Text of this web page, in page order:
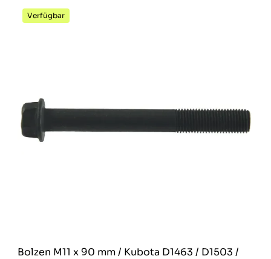
Verfügbar
Bolzen M11 x 90 mm / Kubota D1463 / D1503 /